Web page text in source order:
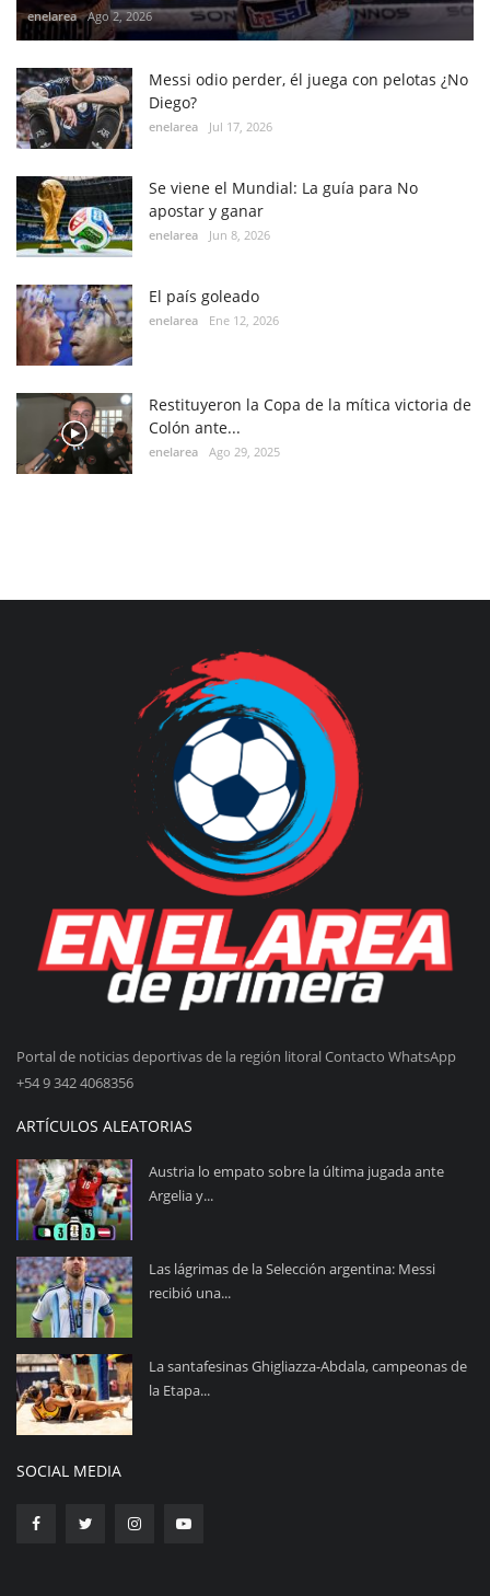
enelarea Ago 2, 2026
Messi odio perder, él juega con pelotas ¿No
Diego?
enelarea Jul 17, 2026
Se viene el Mundial: La guía para No
apostar y ganar
enelarea Jun 8, 2026
El país goleado
enelarea Ene 12, 2026
Restituyeron la Copa de la mítica victoria de
Colón ante...
enelarea Ago 29, 2025
Portal de noticias deportivas de la región litoral Contacto WhatsApp
+54 9 342 4068356
ARTÍCULOS ALEATORIAS
Austria lo empato sobre la última jugada ante
Argelia y...
Las lágrimas de la Selección argentina: Messi
recibió una...
La santafesinas Ghigliazza-Abdala, campeonas de
la Etapa...
SOCIAL MEDIA